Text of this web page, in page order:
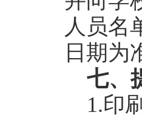
人员名
日期为
七、
1.印